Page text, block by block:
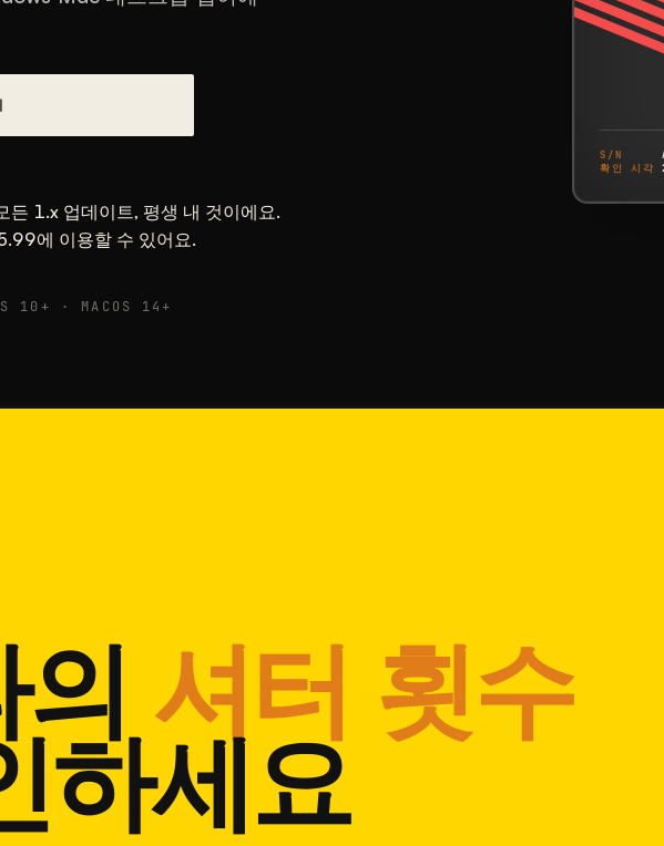
1.x 업데이트, 평생 내 것이에요.
에 이용할 수 있어요.
10+ · MACOS 14+
S/N
확인 시각
셔터 횟수
하세요